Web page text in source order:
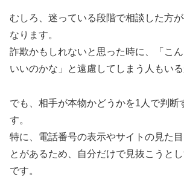
むしろ、迷っている段階で相談した方
なります。
詐欺かもしれないと思った時に、「こ
いいのかな」と遠慮してしまう人もいる
でも、相手が本物かどうかを1人で判断
す。
特に、電話番号の表示やサイトの見た
とがあるため、自分だけで見抜こうと
です。